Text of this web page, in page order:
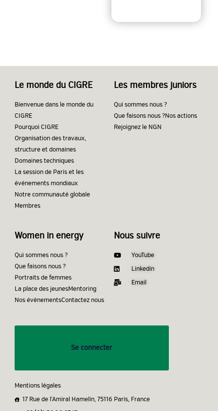
Le monde du CIGRE
Bienvenue dans le monde du
CIGRE
Pourquoi CIGRE
Organisation des travaux,
structure et domaines
Domaines techniques
La session de Paris et les
événements mondiaux
Notre communauté globale
Membres
Les membres juniors
Qui sommes nous ?
Que faisons nous ?Nos actions
Rejoignez le NGN
Women in energy
Qui sommes nous ?
Que faisons nous ?
Portraits de femmes
La place des jeunesMentoring
Nos événementsContactez nous
Nous suivre
YouTube
Linkedin
Email
Se connecter
Mentions légales
17 Rue de l'Amiral Hamelin, 75116 Paris, France